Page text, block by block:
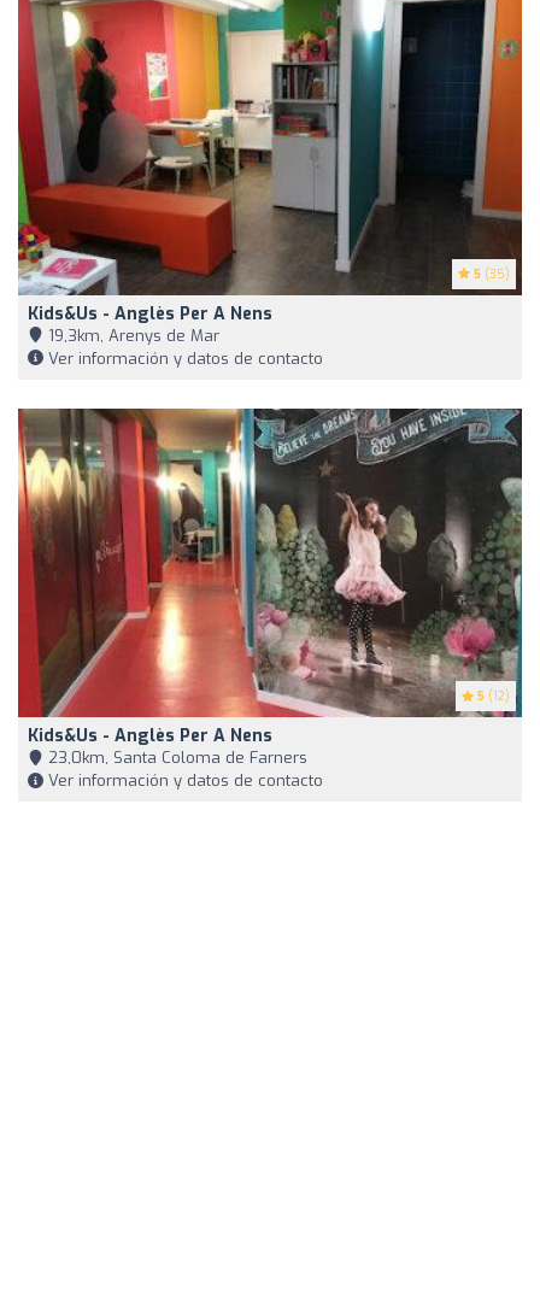
5 (35)
Kids&Us - Anglès Per A Nens
19,3km, Arenys de Mar
Ver información y datos de contacto
5 (12)
Kids&Us - Anglès Per A Nens
23,0km, Santa Coloma de Farners
Ver información y datos de contacto